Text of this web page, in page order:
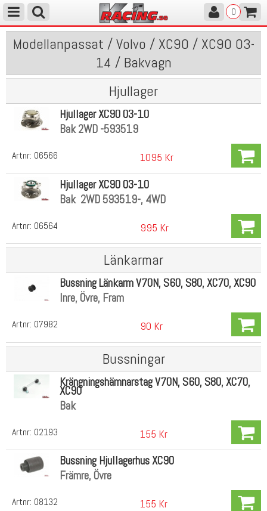
0
Modellanpassat / Volvo / XC90 / XC90 03-
14 / Bakvagn
Hjullager
Artnr: 06566
Hjullager XC90 03-10
Bak 2WD -593519
1095 Kr
Artnr: 06564
Hjullager XC90 03-10
Bak 2WD 593519-, 4WD
995 Kr
Länkarmar
Artnr: 07982
Bussning Länkarm V70N, S60, S80, XC70, XC90
Inre, Övre, Fram
90 Kr
Bussningar
Artnr: 02193
Krängningshämnarstag V70N, S60, S80, XC70,
XC90
Bak
155 Kr
Artnr: 08132
Bussning Hjullagerhus XC90
Främre, Övre
155 Kr